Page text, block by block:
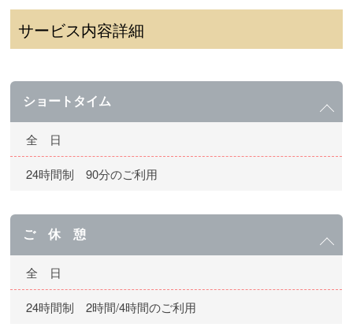
サービス内容詳細
ショートタイム
全 日
24時間制 90分のご利用
ご 休 憩
全 日
24時間制 2時間/4時間のご利用